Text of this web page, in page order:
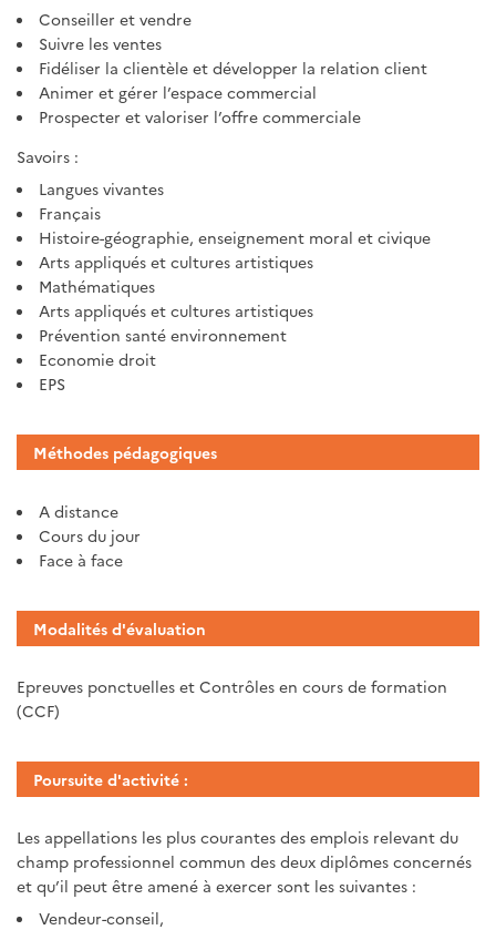
Conseiller et vendre
Suivre les ventes
Fidéliser la clientèle et développer la relation client
Animer et gérer l’espace commercial
Prospecter et valoriser l’offre commerciale
Savoirs :
Langues vivantes
Français
Histoire-géographie, enseignement moral et civique
Arts appliqués et cultures artistiques
Mathématiques
Arts appliqués et cultures artistiques
Prévention santé environnement
Economie droit
EPS
Méthodes pédagogiques
A distance
Cours du jour
Face à face
Modalités d'évaluation
Epreuves ponctuelles et Contrôles en cours de formation
(CCF)
Poursuite d'activité :
Les appellations les plus courantes des emplois relevant du
champ professionnel commun des deux diplômes concernés
et qu’il peut être amené à exercer sont les suivantes :
Vendeur-conseil,